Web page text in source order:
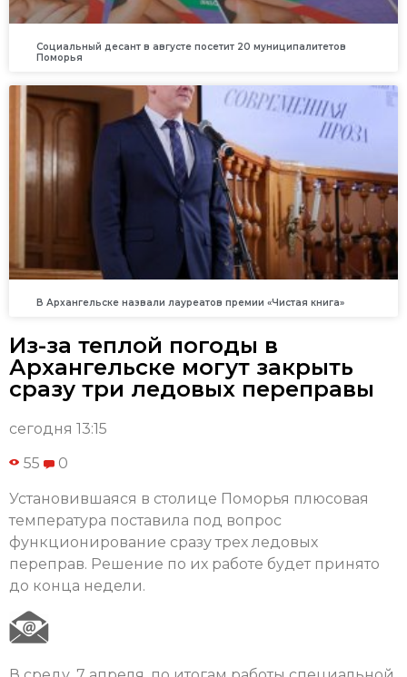
Социальный десант в августе посетит 20 муниципалитетов
Поморья
В Архангельске назвали лауреатов премии «Чистая книга»
Из-за теплой погоды в
Архангельске могут закрыть
сразу три ледовых переправы
сегодня 13:15
55 0
Установившаяся в столице Поморья плюсовая
температура поставила под вопрос
функционирование сразу трех ледовых
переправ. Решение по их работе будет принято
до конца недели.